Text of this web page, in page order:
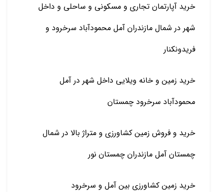
خرید آپارتمان تجاری و مسکونی و ساحلی و داخل
شهر در شمال مازندران آمل محمودآباد سرخرود و
فریدونکنار
خرید زمین و خانه ویلایی داخل شهر در آمل
محمودآباد سرخرود چمستان
خرید و فروش زمین کشاورزی و متراژ بالا در شمال
چمستان آمل مازندران چمستان نور
خرید زمین کشاورزی بین آمل و سرخرود